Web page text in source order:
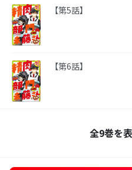
【第5話】
【第6話】
全9巻を